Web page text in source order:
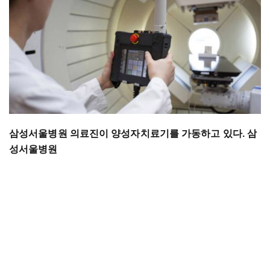
삼성서울병원 의료진이 양성자치료기를 가동하고 있다. 삼
성서울병원